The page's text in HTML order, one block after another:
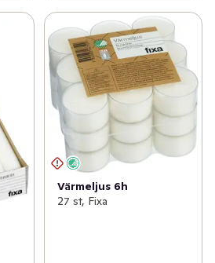
Värmeljus 6h
27 st, Fixa